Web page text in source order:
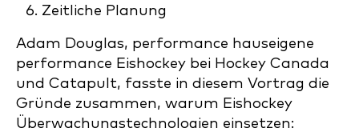
Zeitliche Planung
Adam Douglas, performance hauseigene
performance Eishockey bei Hockey Canada
und Catapult, fasste in diesem Vortrag die
Gründe zusammen, warum Eishockey
Überwachungstechnologien einsetzen: